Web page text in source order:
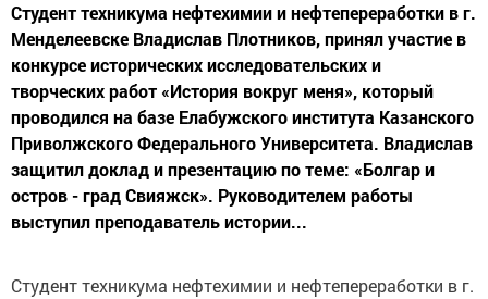
Студент техникума нефтехимии и нефтепереработки в г.
Менделеевске Владислав Плотников, принял участие в
конкурсе исторических исследовательских и
творческих работ «История вокруг меня», который
проводился на базе Елабужского института Казанского
Приволжского Федерального Университета. Владислав
защитил доклад и презентацию по теме: «Болгар и
остров - град Свияжск». Руководителем работы
выступил преподаватель истории...
Студент техникума нефтехимии и нефтепереработки в г.